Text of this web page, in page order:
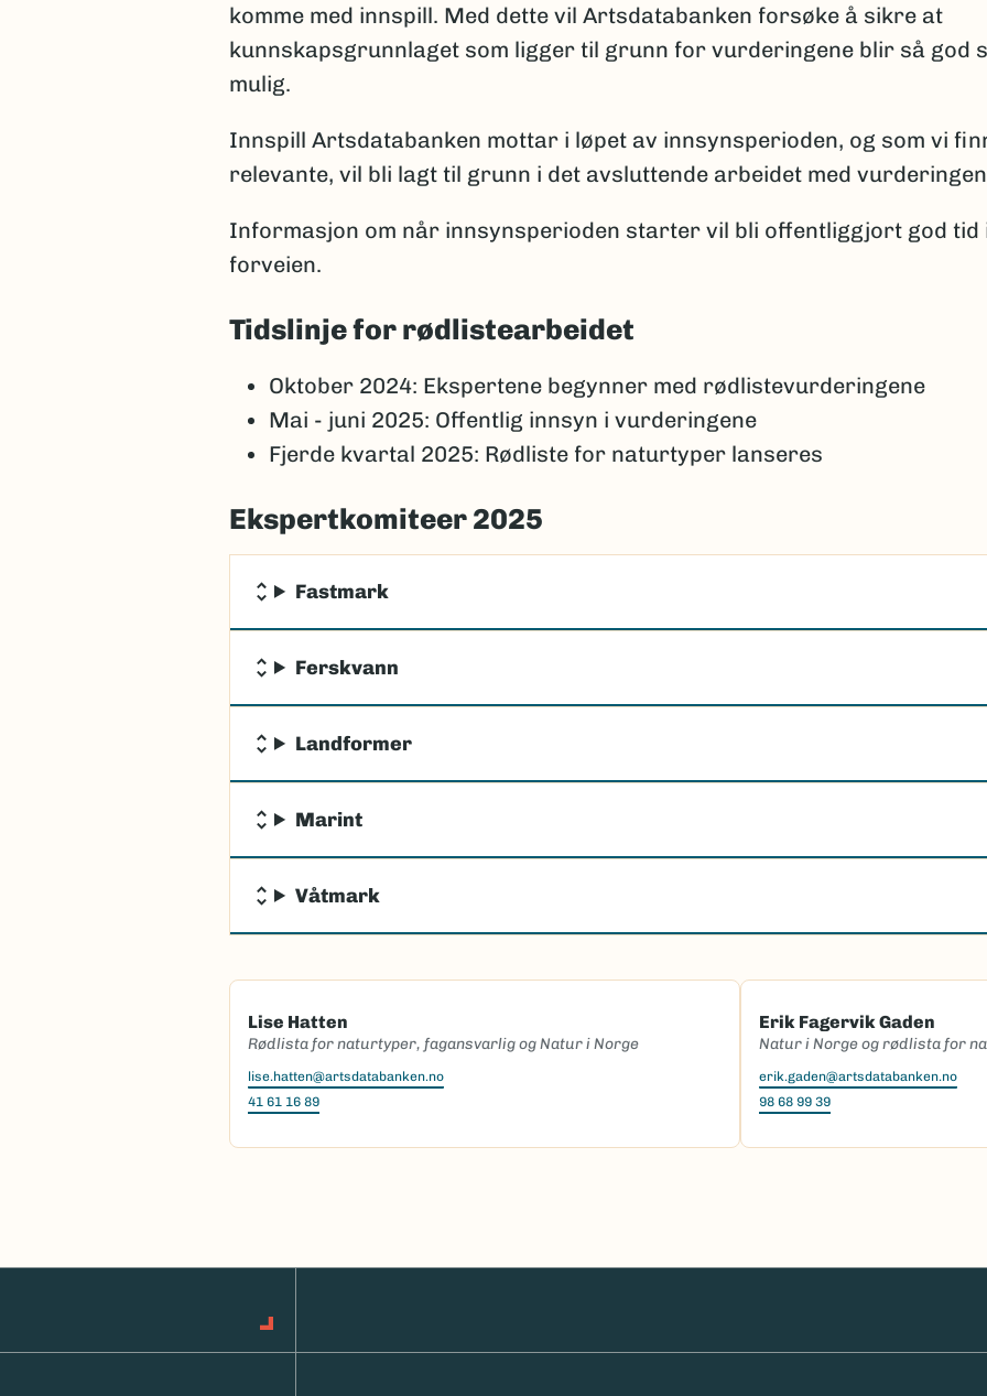
komme med innspill. Med dette vil Artsdatabanken forsøke å sikre at
kunnskapsgrunnlaget som ligger til grunn for vurderingene blir så god
mulig.
Innspill Artsdatabanken mottar i løpet av innsynsperioden, og som vi
relevante, vil bli lagt til grunn i det avsluttende arbeidet med
Informasjon om når innsynsperioden starter vil bli offentliggjort god tid
forveien.
Tidslinje for rødlistearbeidet
Oktober 2024: Ekspertene begynner med rødlistevurderingene
Mai - juni 2025: Offentlig innsyn i vurderingene
Fjerde kvartal 2025: Rødliste for naturtyper lanseres
Ekspertkomiteer 2025
Fastmark
Ferskvann
Landformer
Marint
Våtmark
Lise Hatten
Rødlista for naturtyper, fagansvarlig og Natur i Norge
lise.hatten@artsdatabanken.no
41 61 16 89
Erik Fagervik Gaden
Natur i Norge og rødlista for
erik.gaden@artsdatabanken.no
98 68 99 39